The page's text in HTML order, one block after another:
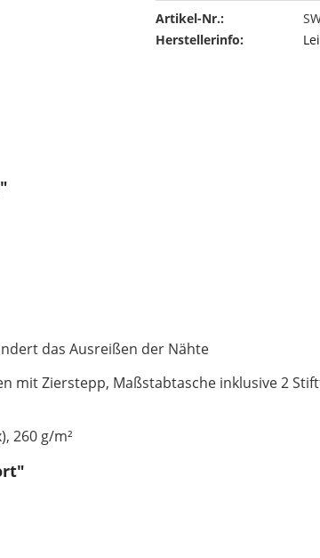
Artikel-Nr.:
Herstellerinfo:
das Ausreißen der Nähte
mit Zierstepp, Maßstabtasche inklusive 2
260 g/m²